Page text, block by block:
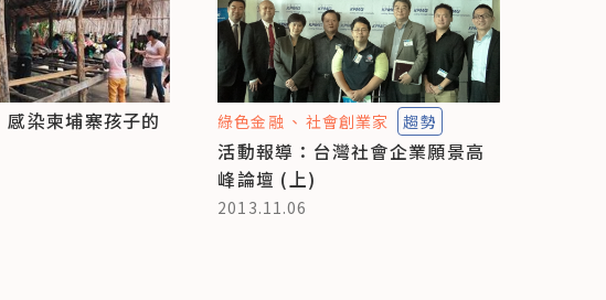
感染柬埔寨孩子的
綠色金融 社會創業家 趨勢
活動報導：台灣社會企業願景高
峰論壇 (上)
2013.11.06